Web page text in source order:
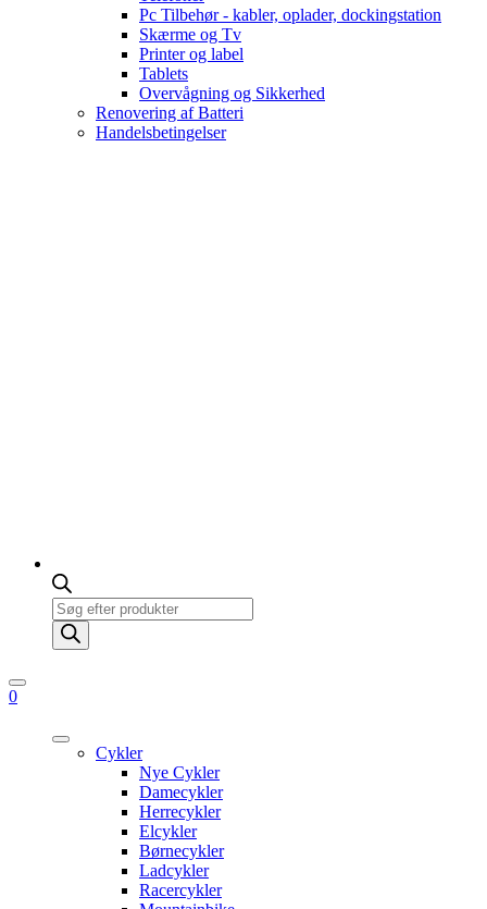
Pc Tilbehør - kabler, oplader, dockingstation
Skærme og Tv
Printer og label
Tablets
Overvågning og Sikkerhed
Renovering af Batteri
Handelsbetingelser
Products
search
0
Cykler
Nye Cykler
Damecykler
Herrecykler
Elcykler
Børnecykler
Ladcykler
Racercykler